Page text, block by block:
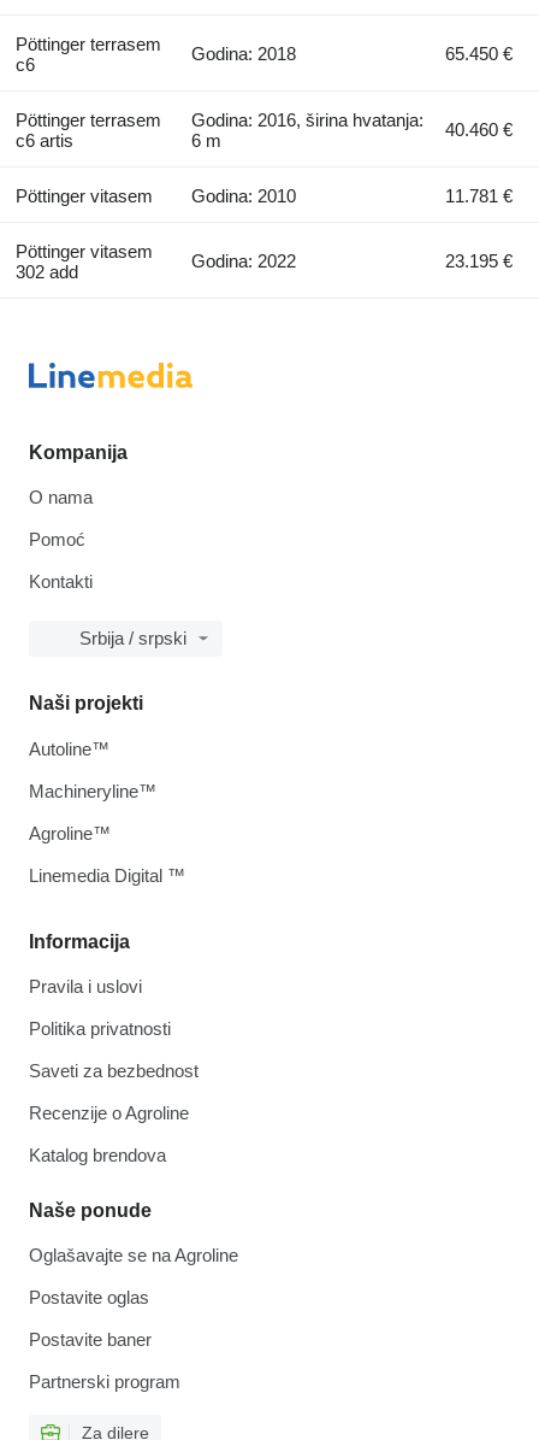
Pöttinger terrasem
c6
Godina: 2018 65.450 €
Pöttinger terrasem
c6 artis
Godina: 2016, širina hvatanja:
6 m
40.460 €
Pöttinger vitasem Godina: 2010 11.781 €
Pöttinger vitasem
302 add
Godina: 2022 23.195 €
Kompanija
O nama
Pomoć
Kontakti
Srbija / srpski
Informacija
Pravila i uslovi
Politika privatnosti
Saveti za bezbednost
Recenzije o Agroline
Katalog brendova
Naše ponude
Oglašavajte se na Agroline
Postavite oglas
Postavite baner
Partnerski program
Za dilere
Naši projekti
Autoline™
Machineryline™
Agroline™
Linemedia Digital ™